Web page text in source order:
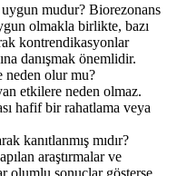
mudur? Biorezonans
olmakla birlikte, bazı
kontrendikasyonlar
danışmak önemlidir.
neden olur mu?
etkilere neden olmaz.
hafif bir rahatlama veya
kanıtlanmış mıdır?
araştırmalar ve